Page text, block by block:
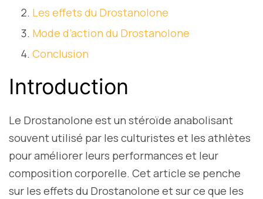
Les effets du Drostanolone
Mode d’action du Drostanolone
Conclusion
Introduction
Le Drostanolone est un stéroïde anabolisant
souvent utilisé par les culturistes et les athlètes
pour améliorer leurs performances et leur
composition corporelle. Cet article se penche
sur les effets du Drostanolone et sur ce que les